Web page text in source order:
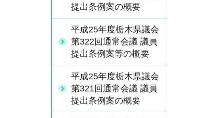
提出条例案の概要
平成25年度栃木県議会
第322回通常会議 議員
提出条例案等の概要
平成25年度栃木県議会
第321回通常会議 議員
提出条例案の概要